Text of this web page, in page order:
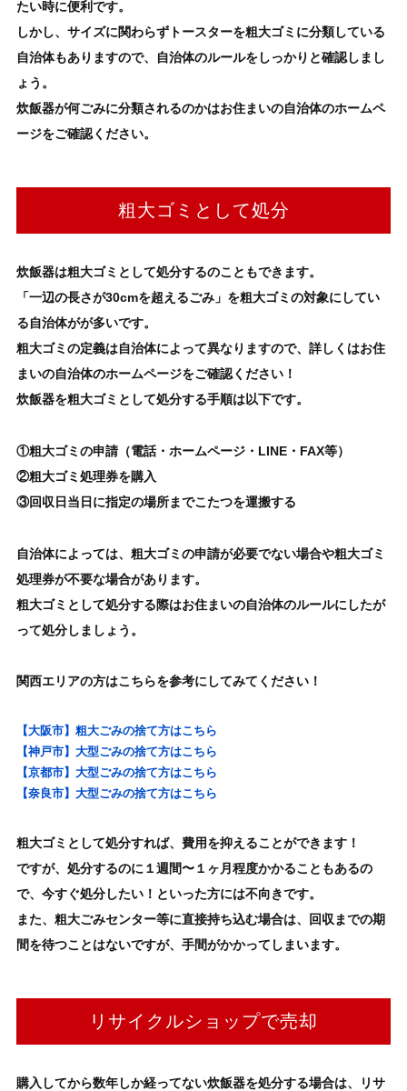
たい時に便利です。
しかし、サイズに関わらずトースターを粗大ゴミに分類している
自治体もありますので、自治体のルールをしっかりと確認しまし
ょう。
炊飯器が何ごみに分類されるのかはお住まいの自治体のホームペ
ージをご確認ください。
粗大ゴミとして処分
炊飯器は粗大ゴミとして処分するのこともできます。
「一辺の長さが30cmを超えるごみ」を粗大ゴミの対象にしてい
る自治体がが多いです。
粗大ゴミの定義は自治体によって異なりますので、詳しくはお住
まいの自治体のホームページをご確認ください！
炊飯器を粗大ゴミとして処分する手順は以下です。
①粗大ゴミの申請（電話・ホームページ・LINE・FAX等）
②粗大ゴミ処理券を購入
③回収日当日に指定の場所までこたつを運搬する
自治体によっては、粗大ゴミの申請が必要でない場合や粗大ゴミ
処理券が不要な場合があります。
粗大ゴミとして処分する際はお住まいの自治体のルールにしたが
って処分しましょう。
関西エリアの方はこちらを参考にしてみてください！
【大阪市】粗大ごみの捨て方はこちら
【神戸市】大型ごみの捨て方はこちら
【京都市】大型ごみの捨て方はこちら
【奈良市】大型ごみの捨て方はこちら
粗大ゴミとして処分すれば、費用を抑えることができます！
ですが、処分するのに１週間〜１ヶ月程度かかることもあるの
で、今すぐ処分したい！といった方には不向きです。
また、粗大ごみセンター等に直接持ち込む場合は、回収までの期
間を待つことはないですが、手間がかかってしまいます。
リサイクルショップで売却
購入してから数年しか経ってない炊飯器を処分する場合は、リサ